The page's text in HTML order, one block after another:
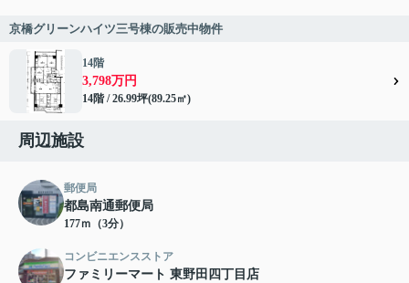
京橋グリーンハイツ三号棟の販売中物件
14階
3,798万円
14階 / 26.99坪(89.25㎡)
周辺施設
郵便局
都島南通郵便局
177ｍ（3分）
コンビニエンスストア
ファミリーマート 東野田四丁目店